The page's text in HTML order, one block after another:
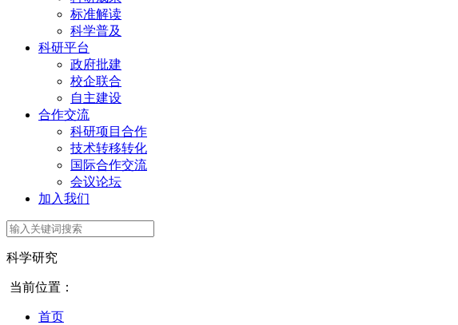
标准解读
科学普及
科研平台
政府批建
校企联合
自主建设
合作交流
科研项目合作
技术转移转化
国际合作交流
会议论坛
加入我们
科学研究
当前位置：
首页